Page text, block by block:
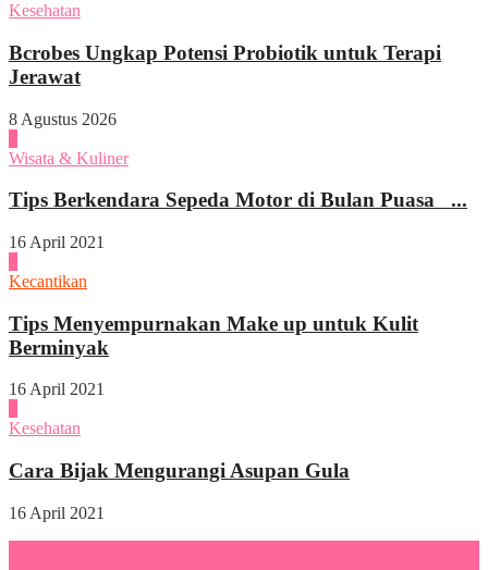
Kesehatan
Bcrobes Ungkap Potensi Probiotik untuk Terapi
Jerawat
8 Agustus 2026
Wisata & Kuliner
Tips Berkendara Sepeda Motor di Bulan Puasa ...
16 April 2021
Kecantikan
Tips Menyempurnakan Make up untuk Kulit
Berminyak
16 April 2021
Kesehatan
Cara Bijak Mengurangi Asupan Gula
16 April 2021